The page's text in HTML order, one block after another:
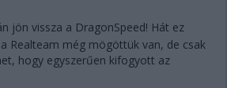
jön vissza a DragonSpeed! Hát ez
Realteam még mögöttük van, de csak
hogy egyszerűen kifogyott az